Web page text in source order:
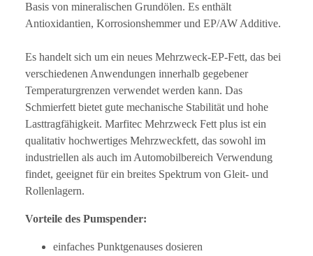
Basis von mineralischen Grundölen. Es enthält
Antioxidantien, Korrosionshemmer und EP/AW Additive.
Es handelt sich um ein neues Mehrzweck-EP-Fett, das bei
verschiedenen Anwendungen innerhalb gegebener
Temperaturgrenzen verwendet werden kann. Das
Schmierfett bietet gute mechanische Stabilität und hohe
Lasttragfähigkeit. Marfitec Mehrzweck Fett plus ist ein
qualitativ hochwertiges Mehrzweckfett, das sowohl im
industriellen als auch im Automobilbereich Verwendung
findet, geeignet für ein breites Spektrum von Gleit- und
Rollenlagern.
Vorteile des Pumspender:
einfaches Punktgenauses dosieren